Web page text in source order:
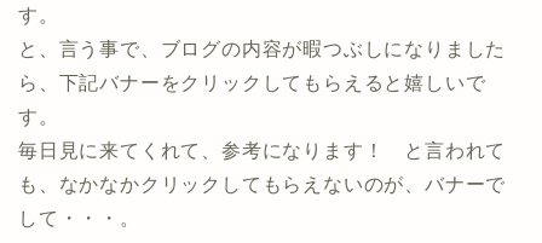
す。
と、言う事で、ブログの内容が暇つぶしになりました
ら、下記バナーをクリックしてもらえると嬉しいで
す。
毎日見に来てくれて、参考になります！ と言われて
も、なかなかクリックしてもらえないのが、バナーで
して・・・。